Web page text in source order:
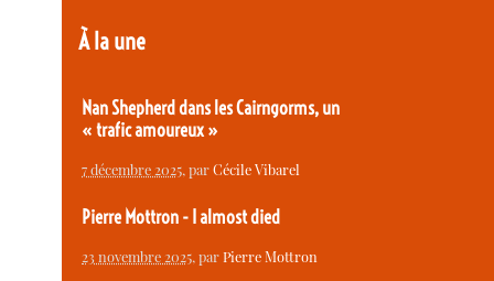
À la une
Nan Shepherd dans les Cairngorms, un
« trafic amoureux »
7 décembre 2025, parCécile Vibarel
Pierre Mottron - I almost died
23 novembre 2025, parPierre Mottron